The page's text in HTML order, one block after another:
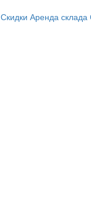
Скидки Аренда склада